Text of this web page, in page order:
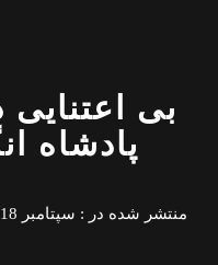
بی اعتنایی
پادشاه
منتشر شده در : سپتامبر 18, 2025